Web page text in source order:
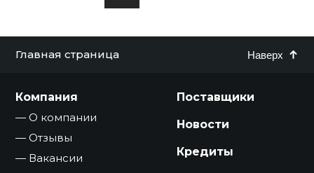
Главная страница Наверх
Компания
О компании
Отзывы
Вакансии
Поставщики
Новости
Кредиты